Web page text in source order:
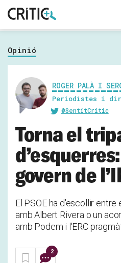
Cerca
Inicia sessió
Opinió
ROGER PALÀ I
Periodistes i
@SentitCritic
Torna el
govern de
El PSOE ha d'escollir
amb Albert Rivera o un
amb Podem i l'ERC
2